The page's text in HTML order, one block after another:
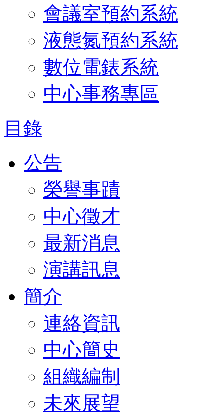
會議室預約系統
液態氮預約系統
數位電錶系統
中心事務專區
目錄
公告
榮譽事蹟
中心徵才
最新消息
演講訊息
簡介
連絡資訊
中心簡史
組織編制
未來展望